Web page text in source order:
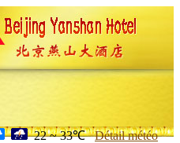
22 ~ 33℃ Détail météo